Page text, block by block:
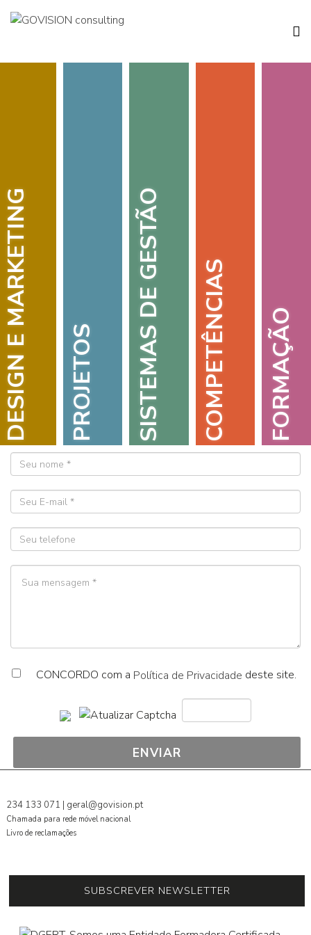
DESIGN E MARKETING PROJETOS SISTEMAS DE GESTÃO COMPETÊNCIAS FORMAÇÃO
CONCORDO com a Política de Privacidade deste site.
234 133 071 | geral@govision.pt
Chamada para rede móvel nacional
Livro de reclamações
SUBSCREVER NEWSLETTER